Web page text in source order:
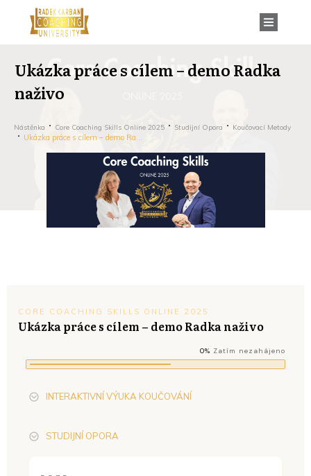
Ukázka práce s cílem – demo Radka
naživo
Nástěnka Core Coaching Skills Online 2025 Studijní Opora Koučovací Metody
Ukázka práce s cílem – demo Radka naživo
CORE COACHING SKILLS ONLINE 2025
Ukázka práce s cílem – demo Radka naživo
0% Zatím nezahájeno
INTERAKTIVNÍ VÝUKA KOUČOVÁNÍ
STUDIJNÍ OPORA